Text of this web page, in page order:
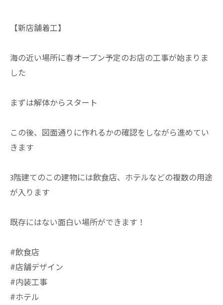
【新店舗着工】
海の近い場所に春オープン予定のお店の工事が始まりま
した
まずは解体からスタート
この後、図面通りに作れるかの確認をしながら進めてい
きます
3階建てのこの建物には飲食店、ホテルなどの複数の用途
が入ります
既存にはない面白い場所ができます！
#飲食店
#店舗デザイン
#内装工事
#ホテル